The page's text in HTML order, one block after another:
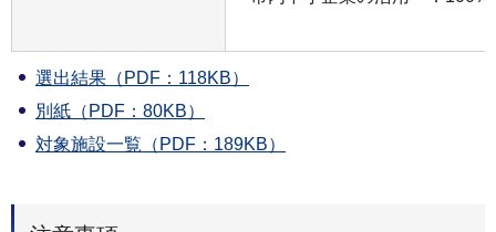
選出結果（PDF：118KB）
別紙（PDF：80KB）
対象施設一覧（PDF：189KB）